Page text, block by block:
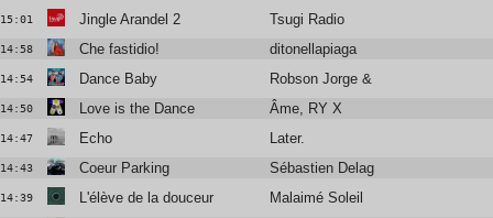
15:01 Jingle Arandel 2 Tsugi Radio
14:58 Che fastidio! ditonellapiaga
14:54 Dance Baby Robson Jorge & Lincoln Olivetti
14:50 Love is the Dance Âme, RY X
14:47 Echo Later.
14:43 Coeur Parking Sébastien Delage
14:39 L'élève de la douceur Malaimé Soleil